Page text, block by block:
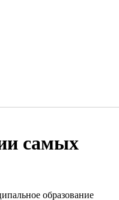
самых
образование